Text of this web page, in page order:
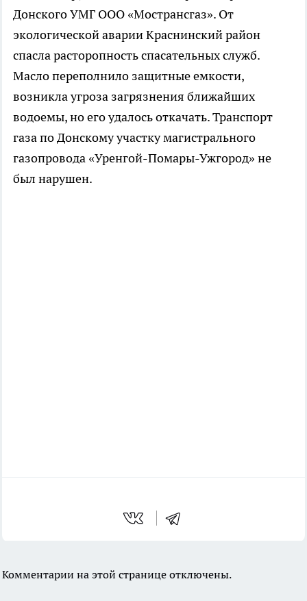
Донского УМГ ООО «Мострансгаз». От
экологической аварии Краснинский район
спасла расторопность спасательных служб.
Масло переполнило защитные емкости,
возникла угроза загрязнения ближайших
водоемы, но его удалось откачать. Транспорт
газа по Донскому участку магистрального
газопровода «Уренгой-Помары-Ужгород» не
был нарушен.
Комментарии на этой странице отключены.